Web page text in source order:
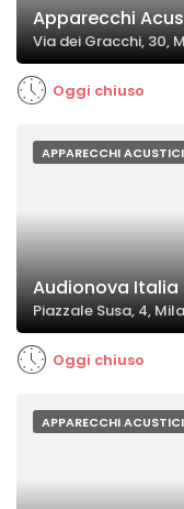
Apparecchi
Via dei Gracchi, 30,
Oggi chiuso
APPARECCHI ACUSTICI
Audionova Italia
Piazzale Susa, 4,
Oggi chiuso
APPARECCHI ACUSTICI